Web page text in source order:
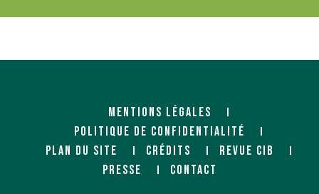
MENTIONS LÉGALES
POLITIQUE DE CONFIDENTIALITÉ
PLAN DU SITE
CRÉDITS
REVUE CIB
PRESSE
CONTACT